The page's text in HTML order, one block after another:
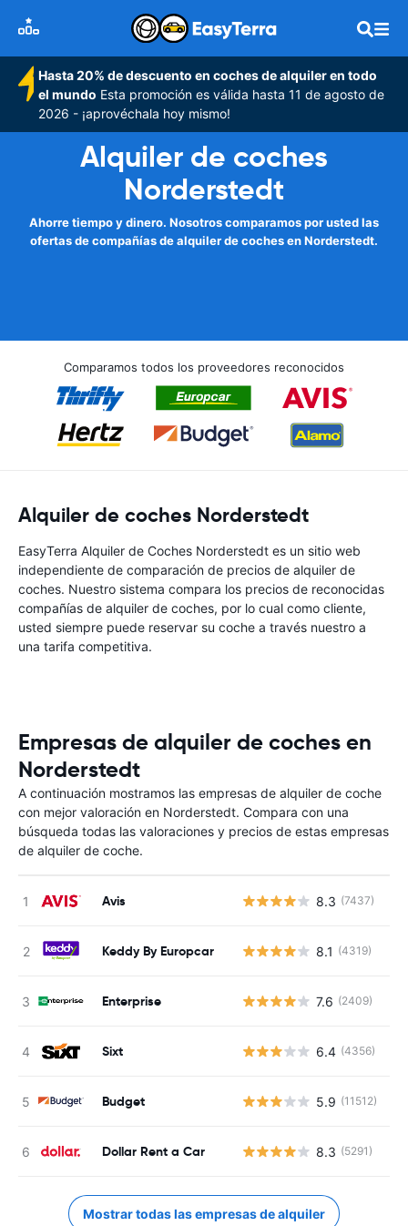
Hasta 20% de descuento en coches de alquiler en todo
el mundo Esta promoción es válida hasta 11 de agosto de
2026 - ¡aprovéchala hoy mismo!
Alquiler de coches
Norderstedt
Ahorre tiempo y dinero. Nosotros comparamos por usted las
ofertas de compañías de alquiler de coches en Norderstedt.
Comparamos todos los proveedores reconocidos
Alquiler de coches Norderstedt
EasyTerra Alquiler de Coches Norderstedt es un sitio web
independiente de comparación de precios de alquiler de
coches. Nuestro sistema compara los precios de reconocidas
compañías de alquiler de coches, por lo cual como cliente,
usted siempre puede reservar su coche a través nuestro a
una tarifa competitiva.
Empresas de alquiler de coches en
Norderstedt
A continuación mostramos las empresas de alquiler de coche
con mejor valoración en Norderstedt. Compara con una
búsqueda todas las valoraciones y precios de estas empresas
de alquiler de coche.
Avis 8.3 (7437)
Keddy By Europcar 8.1 (4319)
Enterprise 7.6 (2409)
Sixt 6.4 (4356)
Budget 5.9 (11512)
Dollar Rent a Car 8.3 (5291)
Mostrar todas las empresas de alquiler